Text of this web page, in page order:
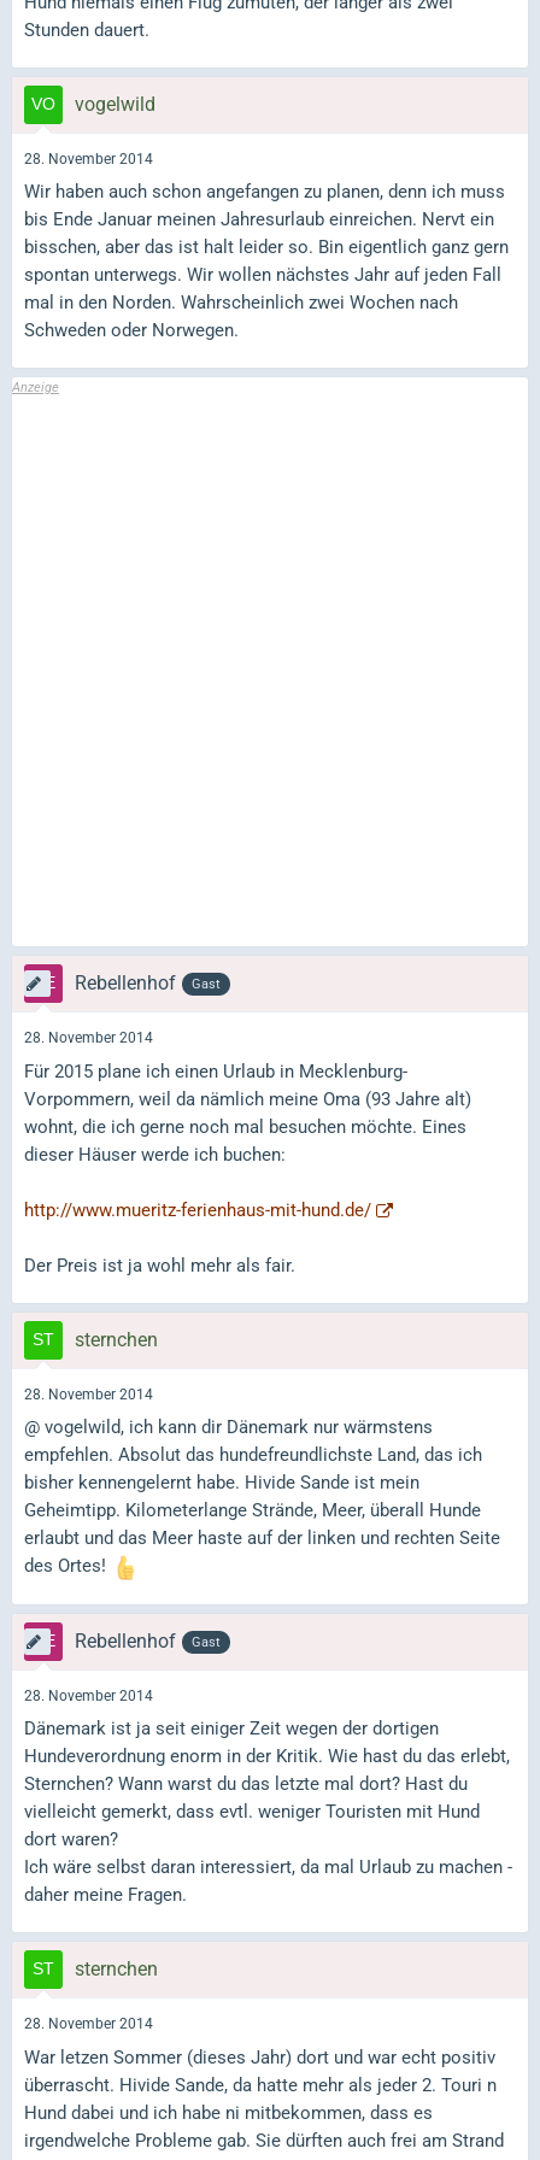
Stunden dauert.
vogelwild
28. November 2014
Wir haben auch schon angefangen zu planen, denn ich muss
bis Ende Januar meinen Jahresurlaub einreichen. Nervt ein
bisschen, aber das ist halt leider so. Bin eigentlich ganz gern
spontan unterwegs. Wir wollen nächstes Jahr auf jeden Fall
mal in den Norden. Wahrscheinlich zwei Wochen nach
Schweden oder Norwegen.
Rebellenhof Gast
28. November 2014
Für 2015 plane ich einen Urlaub in Mecklenburg-
Vorpommern, weil da nämlich meine Oma (93 Jahre alt)
wohnt, die ich gerne noch mal besuchen möchte. Eines
dieser Häuser werde ich buchen:
http://www.mueritz-ferienhaus-mit-hund.de/
Der Preis ist ja wohl mehr als fair.
sternchen
28. November 2014
@ vogelwild, ich kann dir Dänemark nur wärmstens
empfehlen. Absolut das hundefreundlichste Land, das ich
bisher kennengelernt habe. Hivide Sande ist mein
Geheimtipp. Kilometerlange Strände, Meer, überall Hunde
erlaubt und das Meer haste auf der linken und rechten Seite
des Ortes!
Rebellenhof Gast
28. November 2014
Dänemark ist ja seit einiger Zeit wegen der dortigen
Hundeverordnung enorm in der Kritik. Wie hast du das erlebt,
Sternchen? Wann warst du das letzte mal dort? Hast du
vielleicht gemerkt, dass evtl. weniger Touristen mit Hund
dort waren?
Ich wäre selbst daran interessiert, da mal Urlaub zu machen -
daher meine Fragen.
sternchen
28. November 2014
War letzen Sommer (dieses Jahr) dort und war echt positiv
überrascht. Hivide Sande, da hatte mehr als jeder 2. Touri n
Hund dabei und ich habe ni mitbekommen, dass es
irgendwelche Probleme gab. Sie dürften auch frei am Strand